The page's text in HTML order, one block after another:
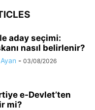
aday seçimi:
nasıl belirlenir?
- 03/08/2026
e-Devlet’ten
mi?